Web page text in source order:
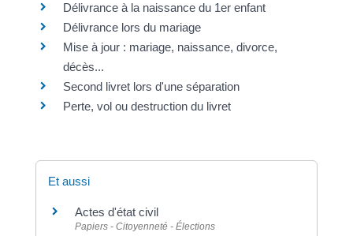
Délivrance à la naissance du 1er enfant
Délivrance lors du mariage
Mise à jour : mariage, naissance, divorce,
décès...
Second livret lors d'une séparation
Perte, vol ou destruction du livret
Et aussi
Actes d'état civil
Papiers - Citoyenneté - Élections